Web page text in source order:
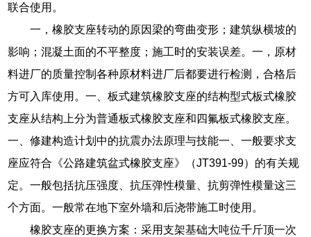
联合使用。
一，橡胶支座转动的原因梁的弯曲变形；建筑纵横坡的
影响；混凝土面的不平整度；施工时的安装误差。一，原材
料进厂的质量控制各种原材料进厂后都要进行检测，合格后
方可入库使用。一、板式建筑橡胶支座的结构型式板式橡胶
支座从结构上分为普通板式橡胶支座和四氟板式橡胶支座。
一、修建构造计划中的抗震办法原理与技能一、一般要求支
座应符合《公路建筑盆式橡胶支座》（JT391-99）的有关规
定。一般包括抗压强度、抗压弹性模量、抗剪弹性模量这三
个方面。一般常在地下室外墙和后浇带施工时使用。
橡胶支座的更换方案：采用支架基础大吨位千斤顶一次